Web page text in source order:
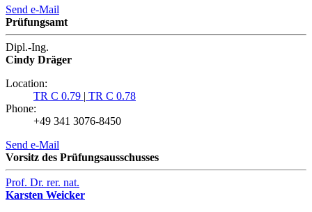
Send e-Mail
Prüfungsamt
Dipl.-Ing.
Cindy Dräger
Location:
TR C 0.79 | TR C 0.78
Phone:
+49 341 3076-8450
Send e-Mail
Vorsitz des Prüfungsausschusses
Prof. Dr. rer. nat.
Karsten Weicker